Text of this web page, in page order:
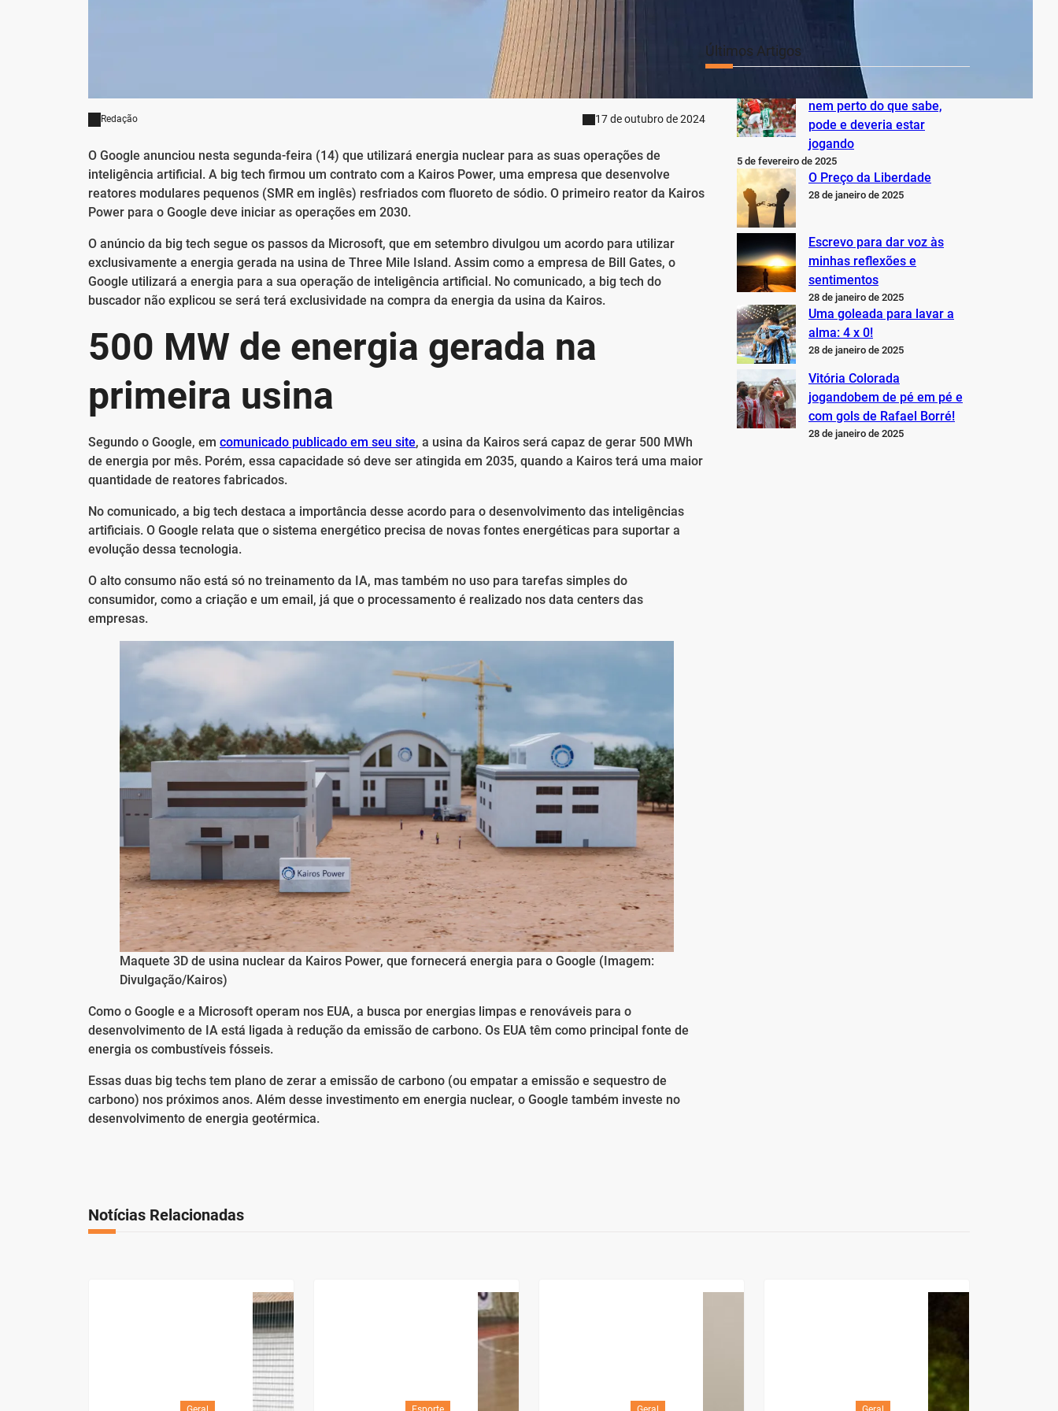
Redação 17 de outubro de 2024
O Google anunciou nesta segunda-feira (14) que utilizará energia nuclear para as suas operações de
inteligência artificial. A big tech firmou um contrato com a Kairos Power, uma empresa que desenvolve
reatores modulares pequenos (SMR em inglês) resfriados com fluoreto de sódio. O primeiro reator da Kairos
Power para o Google deve iniciar as operações em 2030.
O anúncio da big tech segue os passos da Microsoft, que em setembro divulgou um acordo para utilizar
exclusivamente a energia gerada na usina de Three Mile Island. Assim como a empresa de Bill Gates, o
Google utilizará a energia para a sua operação de inteligência artificial. No comunicado, a big tech do
buscador não explicou se será terá exclusividade na compra da energia da usina da Kairos.
500 MW de energia gerada na
primeira usina
Segundo o Google, em comunicado publicado em seu site, a usina da Kairos será capaz de gerar 500 MWh
de energia por mês. Porém, essa capacidade só deve ser atingida em 2035, quando a Kairos terá uma maior
quantidade de reatores fabricados.
No comunicado, a big tech destaca a importância desse acordo para o desenvolvimento das inteligências
artificiais. O Google relata que o sistema energético precisa de novas fontes energéticas para suportar a
evolução dessa tecnologia.
O alto consumo não está só no treinamento da IA, mas também no uso para tarefas simples do
consumidor, como a criação e um email, já que o processamento é realizado nos data centers das
empresas.
Maquete 3D de usina nuclear da Kairos Power, que fornecerá energia para o Google (Imagem:
Divulgação/Kairos)
Como o Google e a Microsoft operam nos EUA, a busca por energias limpas e renováveis para o
desenvolvimento de IA está ligada à redução da emissão de carbono. Os EUA têm como principal fonte de
energia os combustíveis fósseis.
Essas duas big techs tem plano de zerar a emissão de carbono (ou empatar a emissão e sequestro de
carbono) nos próximos anos. Além desse investimento em energia nuclear, o Google também investe no
desenvolvimento de energia geotérmica.
Últimos Artigos
O Inter não está jogando
nem perto do que sabe,
pode e deveria estar
jogando
5 de fevereiro de 2025
O Preço da Liberdade
28 de janeiro de 2025
Escrevo para dar voz às
minhas reflexões e
sentimentos
28 de janeiro de 2025
Uma goleada para lavar a
alma: 4 x 0!
28 de janeiro de 2025
Vitória Colorada
jogandobem de pé em pé e
com gols de Rafael Borré!
28 de janeiro de 2025
Notícias Relacionadas